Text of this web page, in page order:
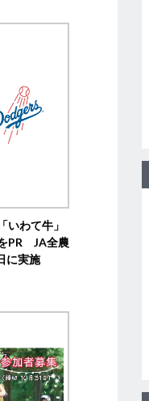
いわて牛」
PR JA全農
に実施